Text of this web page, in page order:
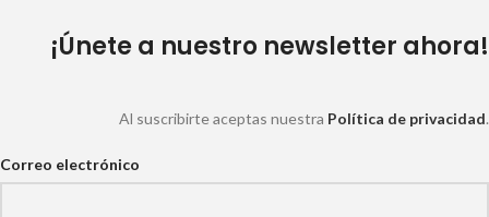
¡Únete a nuestro newsletter ahora!
Al suscribirte aceptas nuestra Política de privacidad.
Correo electrónico